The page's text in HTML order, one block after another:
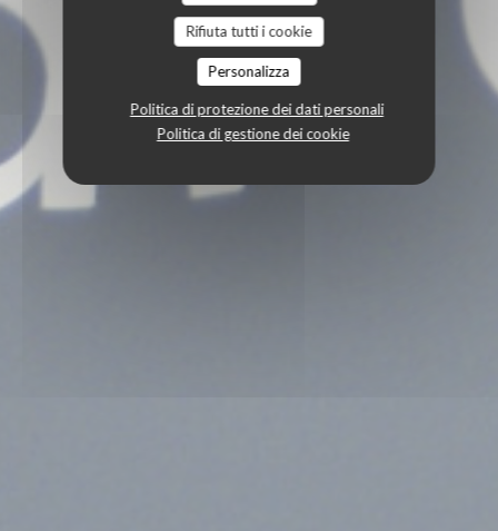
Rifiuta tutti i cookie
Personalizza
Politica di protezione dei dati personali
Politica di gestione dei cookie